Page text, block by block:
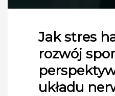
Jak stres
rozwój
układu